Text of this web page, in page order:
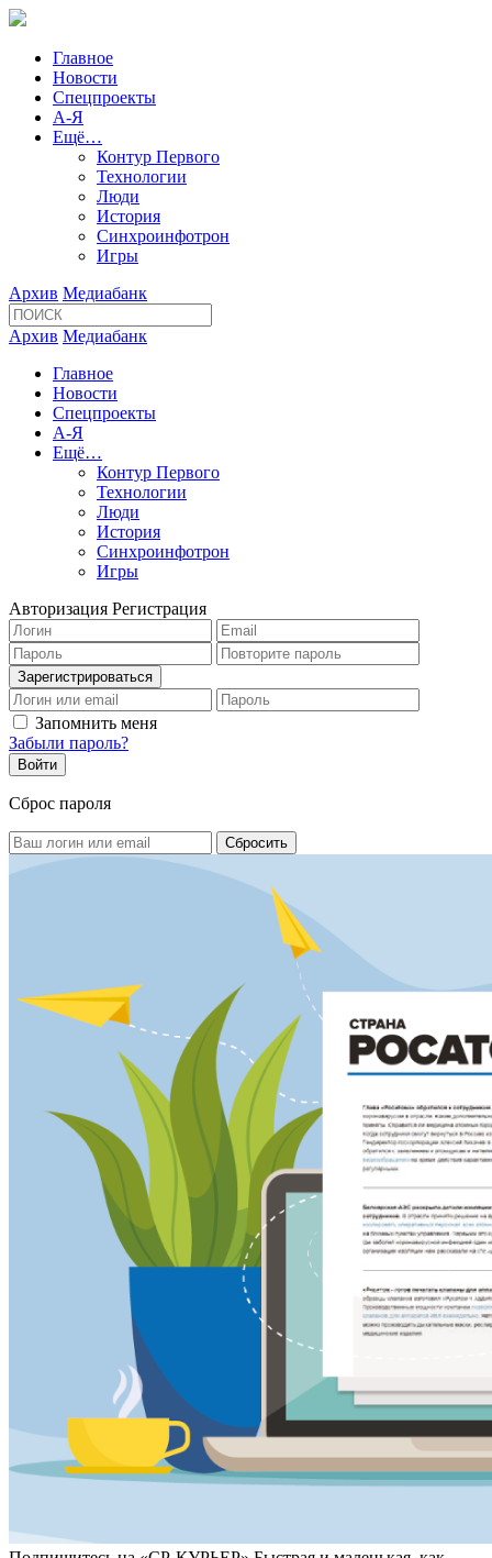
Главное
Новости
Спецпроекты
А-Я
Ещё…
Контур Первого
Технологии
Люди
История
Синхроинфотрон
Игры
Архив Медиабанк
Архив Медиабанк
Главное
Новости
Спецпроекты
А-Я
Ещё…
Контур Первого
Технологии
Люди
История
Синхроинфотрон
Игры
Авторизация Регистрация
Запомнить меня
Забыли пароль?
Сброс пароля